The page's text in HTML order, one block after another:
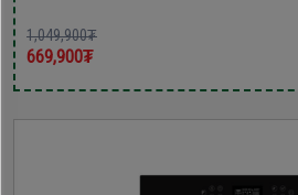
1,049,900₮
669,900₮